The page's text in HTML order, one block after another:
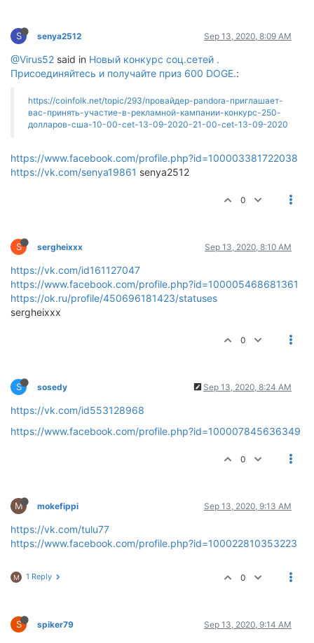
S senya2512 Sep 13, 2020, 8:09 AM
@Virus52 said in Новый конкурс соц.сетей .
Присоединяйтесь и получайте приз 600 DOGE.:
https://coinfolk.net/topic/293/провайдер-pandora-приглашает-
вас-принять-участие-в-рекламной-кампании-конкурс-250-
долларов-сша-10-00-cet-13-09-2020-21-00-cet-13-09-2020
https://www.facebook.com/profile.php?id=100003381722038
https://vk.com/senya19861 senya2512
0
S sergheixxx Sep 13, 2020, 8:10 AM
https://vk.com/id161127047
https://www.facebook.com/profile.php?id=100005468681361
https://ok.ru/profile/450696181423/statuses
sergheixxx
0
S sosedy Sep 13, 2020, 8:24 AM
https://vk.com/id553128968
https://www.facebook.com/profile.php?id=100007845636349
0
M mokefippi Sep 13, 2020, 9:13 AM
https://vk.com/tulu77
https://www.facebook.com/profile.php?id=100022810353223
M 1 Reply 0
S spiker79 Sep 13, 2020, 9:14 AM